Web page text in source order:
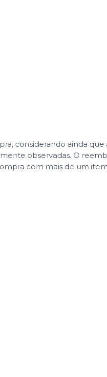
considerando ainda que
observadas. O
com mais de um